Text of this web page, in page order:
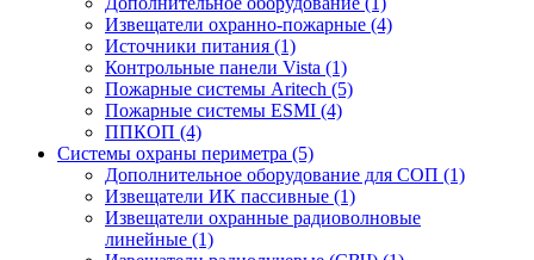
Извещатели охранно-пожарные (4)
Источники питания (1)
Контрольные панели Vista (1)
Пожарные системы Aritech (5)
Пожарные системы ESMI (4)
ППКОП (4)
Системы охраны периметра (5)
Дополнительное оборудование для СОП (1)
Извещатели ИК пассивные (1)
Извещатели охранные радиоволновые
линейные (1)